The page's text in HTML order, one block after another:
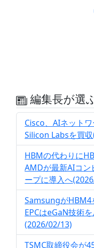
編集長が選
Cisco、AIネット
Silicon Labsを買
HBMの代わりに
AMDが最新AIコン
ープに導入へ
SamsungがHBM4
EPCはeGaN技術
(2026/02/13)
TSMC取締役会が